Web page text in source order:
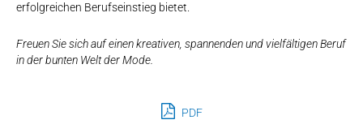
erfolgreichen Berufseinstieg bietet.
Freuen Sie sich auf einen kreativen, spannenden und vielfältigen Beruf
in der bunten Welt der Mode.
PDF